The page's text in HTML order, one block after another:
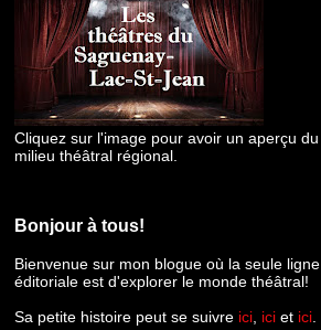
Cliquez sur l'image pour avoir un aperçu du
milieu théâtral régional.
Bonjour à tous!
Bienvenue sur mon blogue où la seule ligne
éditoriale est d'explorer le monde théâtral!
Sa petite histoire peut se suivre ici ici et ici